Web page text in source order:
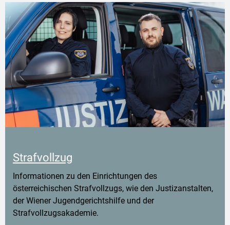
Strafvollzug
Informationen zu den Einrichtungen des
österreichischen Strafvollzugs, wie den Justizanstalten,
der Wiener Jugendgerichtshilfe und der
Strafvollzugsakademie.